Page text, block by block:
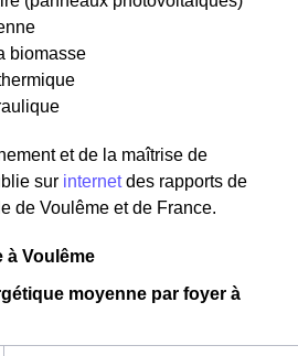
biomasse
et de la maîtrise de
sur internetdes rapports de
de Voulême et de France.
à Voulême
moyenne par foyer à